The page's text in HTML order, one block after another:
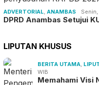
ADVERTORIAL ANAMBAS
DPRD Anambas Setujui
LIPUTAN KHUSUS
BERITA UTAMA
WIB
Memahami Visi